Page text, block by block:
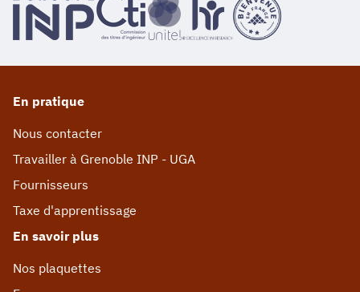
En pratique
Nous contacter
Travailler à Grenoble INP - UGA
Fournisseurs
Taxe d'apprentissage
En savoir plus
Nos plaquettes